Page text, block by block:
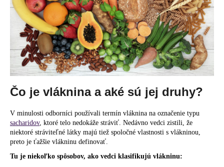
Čo je vláknina a aké sú jej druhy?
V minulosti odborníci používali termín vláknina na označenie typu
sacharidov, ktoré telo nedokáže stráviť. Nedávno vedci zistili, že
niektoré stráviteľné látky majú tiež spoločné vlastnosti s vlákninou,
preto je ťažšie vlákninu definovať.
Tu je niekoľko spôsobov, ako vedci klasifikujú vlákninu: